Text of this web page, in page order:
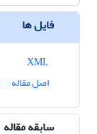
فایل ها
اصل مقاله
سابقه مقاله